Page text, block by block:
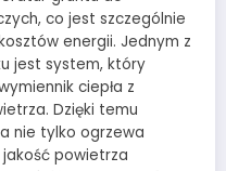
co jest szczególnie
energii. Jednym z
jest system, który
ciepła z
Dzięki temu
nie tylko ogrzewa
powietrza